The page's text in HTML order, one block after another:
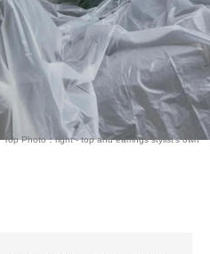
Top Photo：right - top and earrings stylist’s own